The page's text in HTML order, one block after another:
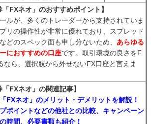
「FXネオ」のおすすめポイント】
ルが、多くのトレーダーから支持されていま
リの操作性が非常に優れており、スプレッド
どのスペック面も申し分ないため、 あらゆる
におすすめの口座です。取引環境の良さをF
なら、選択肢から外せないFX口座と言えま
「FXネオ」の関連記事】
FXネオ」のメリット・デメリットを解説！
ポイントなどの他社との比較、キャンペーン
時間、必要書類も紹介！